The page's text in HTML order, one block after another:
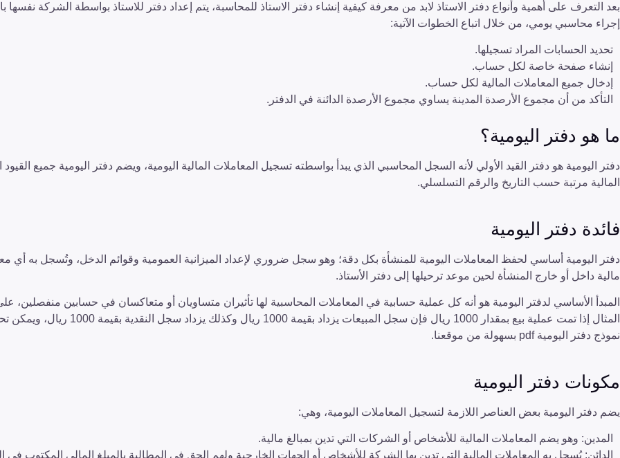
بعد التعرف على أهمية وأنواع دفتر الاستاذ لابد من معرفة كيفية إنشاء دفتر الاستاذ للمحاسبة، يتم إعداد دفتر للاستاذ بواسطة الشركة نفسها
إجراء محاسبي يومي، من خلال اتباع الخطوات الآتية:
تحديد الحسابات المراد تسجيلها.
إنشاء صفحة خاصة لكل حساب.
إدخال جميع المعاملات المالية لكل حساب.
التأكد من أن مجموع الأرصدة المدينة يساوي مجموع الأرصدة الدائنة في الدفتر.
ما هو دفتر اليومية؟
دفتر اليومية هو دفتر القيد الأولي لأنه السجل المحاسبي الذي يبدأ بواسطته تسجيل المعاملات المالية اليومية، ويضم دفتر اليومية جميع القيود
المالية مرتبة حسب التاريخ والرقم التسلسلي.
فائدة دفتر اليومية
دفتر اليومية أساسي لحفظ المعاملات اليومية للمنشأة بكل دقة؛ وهو سجل ضروري لإعداد الميزانية العمومية وقوائم الدخل، وتُسجل به أي
مالية داخل أو خارج المنشأة لحين موعد ترحيلها إلى دفتر الأستاذ.
المبدأ الأساسي لدفتر اليومية هو أنه كل عملية حسابية في المعاملات المحاسبية لها تأثيران متساويان أو متعاكسان في حسابين منفصلين،
المثال إذا تمت عملية بيع بمقدار 1000 ريال فإن سجل المبيعات يزداد بقيمة 1000 ريال وكذلك يزداد سجل
نموذج دفتر اليومية pdf بسهولة من موقعنا.
مكونات دفتر اليومية
يضم دفتر اليومية بعض العناصر اللازمة لتسجيل المعاملات اليومية، وهي:
المدين: وهو يضم المعاملات المالية للأشخاص أو الشركات التي تدين بمبالغ مالية.
الدائن: يُسجل به المعاملات المالية التي تدين بها الشركة للأشخاص أو الجهات الخارجية ولهم الحق في المطالبة بالمبلغ المالي المكتوب في